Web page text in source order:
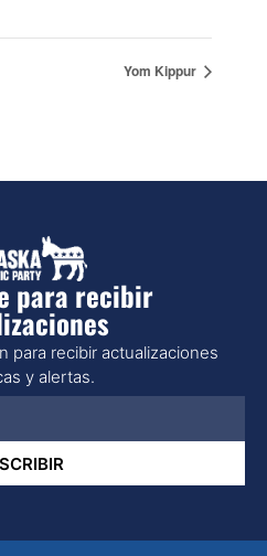
Yom Kippur
para recibir
para recibir actualizaciones
y alertas.